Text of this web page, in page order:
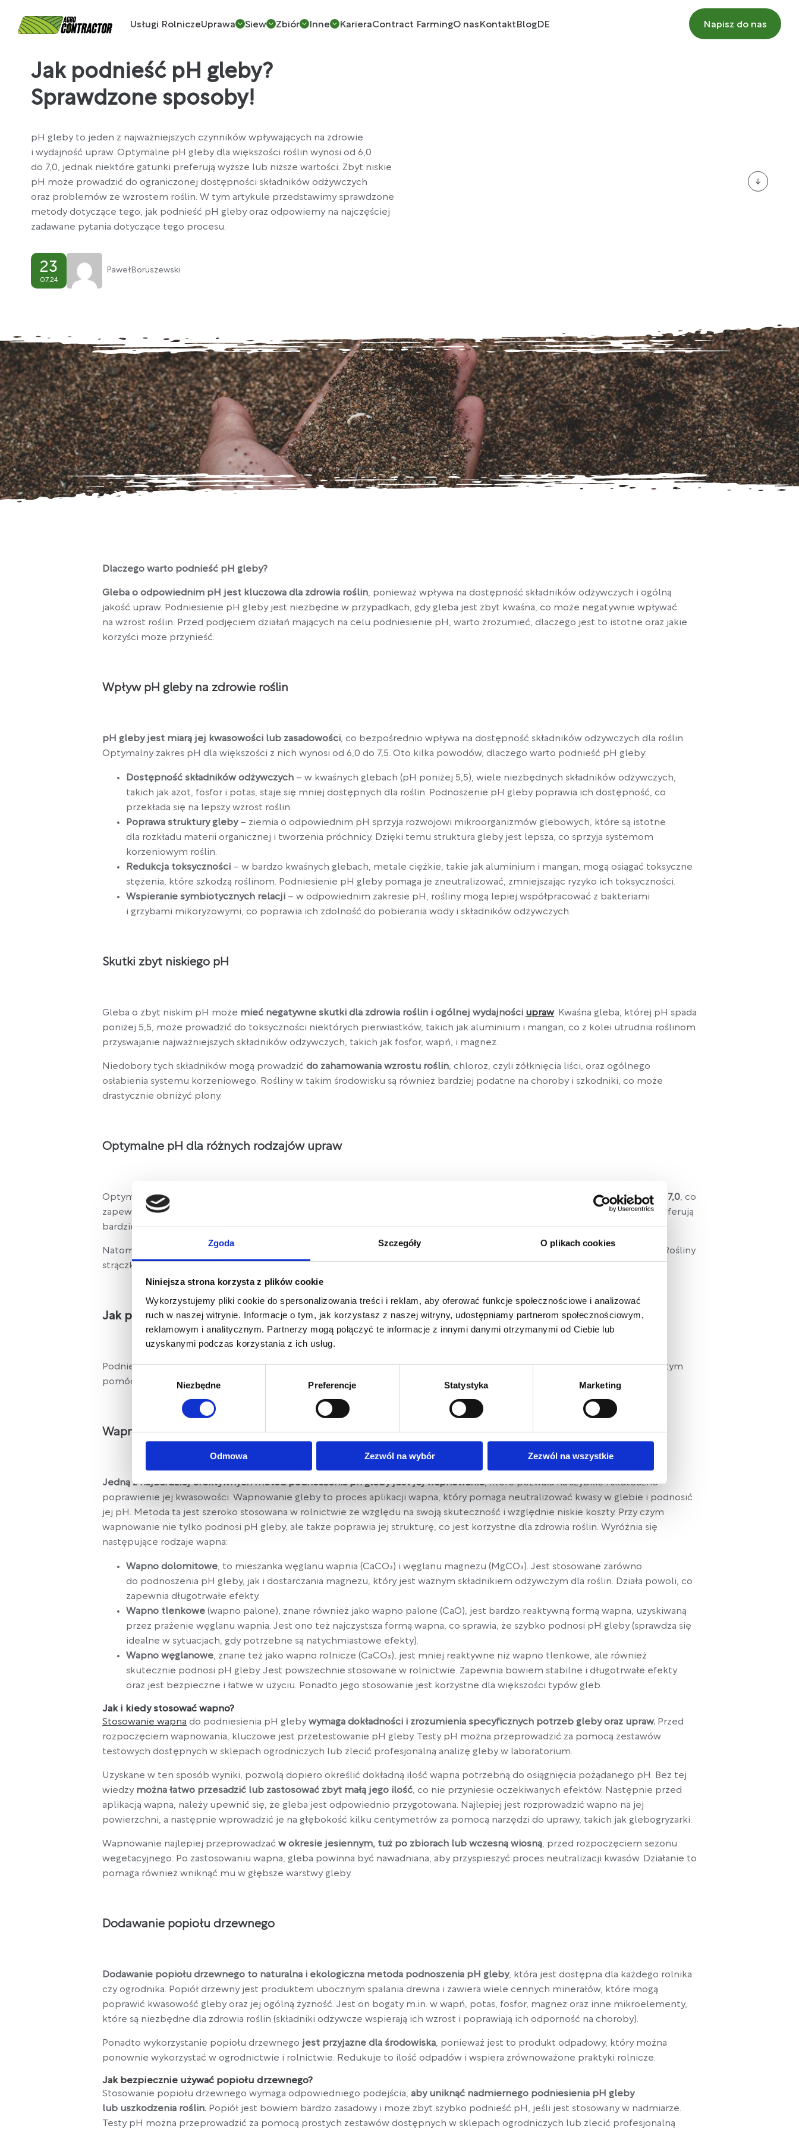
Zgoda Szczegóły O plikach cookies
Niniejsza strona korzysta z plików cookie
Wykorzystujemy pliki cookie do spersonalizowania treści i reklam, aby oferować funkcje społecznościowe i analizować
ruch w naszej witrynie. Informacje o tym, jak korzystasz z naszej witryny, udostępniamy partnerom społecznościowym,
reklamowym i analitycznym. Partnerzy mogą połączyć te informacje z innymi danymi otrzymanymi od Ciebie lub
uzyskanymi podczas korzystania z ich usług.
Wybór
zgody
Niezbędne Preferencje Statystyka Marketing
Odmowa Zezwól na wybór Zezwól na wszystkie
Usługi RolniczeUprawa Siew Zbiór Inne KarieraContract FarmingO nas Kontakt BlogDE Napisz do nas
Jak podnieść pH gleby?
Sprawdzone sposoby!
pH gleby to jeden z najważniejszych czynników wpływających na zdrowie
i wydajność upraw. Optymalne pH gleby dla większości roślin wynosi od 6,0
do 7,0, jednak niektóre gatunki preferują wyższe lub niższe wartości. Zbyt niskie
pH może prowadzić do ograniczonej dostępności składników odżywczych
oraz problemów ze wzrostem roślin. W tym artykule przedstawimy sprawdzone
metody dotyczące tego, jak podnieść pH gleby oraz odpowiemy na najczęściej
zadawane pytania dotyczące tego procesu.
23
07.24
PawełBoruszewski
Dlaczego warto podnieść pH gleby?
Gleba o odpowiednim pH jest kluczowa dla zdrowia roślin, ponieważ wpływa na dostępność składników odżywczych i ogólną
jakość upraw. Podniesienie pH gleby jest niezbędne w przypadkach, gdy gleba jest zbyt kwaśna, co może negatywnie wpływać
na wzrost roślin. Przed podjęciem działań mających na celu podniesienie pH, warto zrozumieć, dlaczego jest to istotne oraz jakie
korzyści może przynieść.
Wpływ pH gleby na zdrowie roślin
pH gleby jest miarą jej kwasowości lub zasadowości, co bezpośrednio wpływa na dostępność składników odżywczych dla roślin.
Optymalny zakres pH dla większości z nich wynosi od 6,0 do 7,5. Oto kilka powodów, dlaczego warto podnieść pH gleby:
Dostępność składników odżywczych – w kwaśnych glebach (pH poniżej 5,5), wiele niezbędnych składników odżywczych,
takich jak azot, fosfor i potas, staje się mniej dostępnych dla roślin. Podnoszenie pH gleby poprawia ich dostępność, co
przekłada się na lepszy wzrost roślin.
Poprawa struktury gleby– ziemia o odpowiednim pH sprzyja rozwojowi mikroorganizmów glebowych, które są istotne
dla rozkładu materii organicznej i tworzenia próchnicy. Dzięki temu struktura gleby jest lepsza, co sprzyja systemom
korzeniowym roślin.
Redukcja toksyczności – w bardzo kwaśnych glebach, metale ciężkie, takie jak aluminium i mangan, mogą osiągać toksyczne
stężenia, które szkodzą roślinom. Podniesienie pH gleby pomaga je zneutralizować, zmniejszając ryzyko ich toksyczności.
Wspieranie symbiotycznych relacji – w odpowiednim zakresie pH, rośliny mogą lepiej współpracować z bakteriami
i grzybami mikoryzowymi, co poprawia ich zdolność do pobierania wody i składników odżywczych.
Skutki zbyt niskiego pH
Gleba o zbyt niskim pH może mieć negatywne skutki dla zdrowia roślin i ogólnej wydajności upraw. Kwaśna gleba, której pH spada
poniżej 5,5, może prowadzić do toksyczności niektórych pierwiastków, takich jak aluminium i mangan, co z kolei utrudnia roślinom
przyswajanie najważniejszych składników odżywczych, takich jak fosfor, wapń, i magnez.
Niedobory tych składników mogą prowadzić do zahamowania wzrostu roślin, chloroz, czyli żółknięcia liści, oraz ogólnego
osłabienia systemu korzeniowego. Rośliny w takim środowisku są również bardziej podatne na choroby i szkodniki, co może
drastycznie obniżyć plony.
Optymalne pH dla różnych rodzajów upraw
Optymalne pH gleby różni się w zależności od rodzaju upraw. Większość warzyw najlepiej rośnie w glebie o pH między 6,0 a 7,0, co
zapewnia dostępność większości składników odżywczych. Rośliny kwasolubne, takie jak borówki, rododendrony i wrzosy, preferują
bardziej kwaśne warunki, z pH w zakresie 4,5-5,5.
Natomiast zboża, takie jak pszenica i jęczmień, rosną najlepiej w glebie o pH 6,0-7,5, a kukurydza i soja preferują pH 5,8-7,0.
Rośliny
strączkowe, takie jak fasola i groch, wymagają z kolei nieco wyższego pH, optymalnie w zakresie 6,0-7,5.
Jak podnieść pH gleby – metody
Podniesienie pH gleby jest istotnym krokiem w zarządzaniu zdrowiem i produktywnością roślin. Oto metody, które mogą w tym
pomóc:
Wapnowanie gleby
Jedną z najbardziej efektywnych metod podnoszenia ph gleby jest jej wapnowanie, które pozwala na szybkie i skuteczne
poprawienie jej kwasowości. Wapnowanie gleby to proces aplikacji wapna, który pomaga neutralizować kwasy w glebie i podnosić
jej pH. Metoda ta jest szeroko stosowana w rolnictwie ze względu na swoją skuteczność i względnie niskie koszty. Przy czym
wapnowanie nie tylko podnosi pH gleby, ale także poprawia jej strukturę, co jest korzystne dla zdrowia roślin. Wyróżnia się
następujące rodzaje wapna:
Wapno dolomitowe, to mieszanka węglanu wapnia (CaCO₃) i węglanu magnezu (MgCO₃). Jest stosowane zarówno
do podnoszenia pH gleby, jak i dostarczania magnezu, który jest ważnym składnikiem odżywczym dla roślin. Działa powoli, co
zapewnia długotrwałe efekty.
Wapno tlenkowe (wapno palone), znane również jako wapno palone (CaO), jest bardzo reaktywną formą wapna, uzyskiwaną
przez prażenie węglanu wapnia. Jest ono też najczystsza formą wapna, co sprawia, że szybko podnosi pH gleby (sprawdza się
idealne w sytuacjach, gdy potrzebne są natychmiastowe efekty).
Wapno węglanowe, znane też jako wapno rolnicze (CaCO₃), jest mniej reaktywne niż wapno tlenkowe, ale również
skutecznie podnosi pH gleby. Jest powszechnie stosowane w rolnictwie. Zapewnia bowiem stabilne i długotrwałe efekty
oraz jest bezpieczne i łatwe w użyciu. Ponadto jego stosowanie jest korzystne dla większości typów gleb.
Jak i kiedy stosować wapno?
Stosowanie wapna do podniesienia pH glebywymaga dokładności i zrozumienia specyficznych potrzeb gleby oraz upraw. Przed
rozpoczęciem wapnowania, kluczowe jest przetestowanie pH gleby. Testy pH można przeprowadzić za pomocą zestawów
testowych dostępnych w sklepach ogrodniczych lub zlecić profesjonalną analizę gleby w laboratorium.
Uzyskane w ten sposób wyniki, pozwolą dopiero określić dokładną ilość wapna potrzebną do osiągnięcia pożądanego pH. Bez tej
wiedzy można łatwo przesadzić lub zastosować zbyt małą jego ilość, co nie przyniesie oczekiwanych efektów. Następnie przed
aplikacją wapna, należy upewnić się, że gleba jest odpowiednio przygotowana. Najlepiej jest rozprowadzić wapno na jej
powierzchni, a następnie wprowadzić je na głębokość kilku centymetrów za pomocą narzędzi do uprawy, takich jak glebogryzarki.
Wapnowanie najlepiej przeprowadzać w okresie jesiennym, tuż po zbiorach lub wczesną wiosną, przed rozpoczęciem sezonu
wegetacyjnego. Po zastosowaniu wapna, gleba powinna być nawadniana, aby przyspieszyć proces neutralizacji kwasów. Działanie to
pomaga również wniknąć mu w głębsze warstwy gleby.
Dodawanie popiołu drzewnego
Dodawanie popiołu drzewnego to naturalna i ekologiczna metoda podnoszenia pH gleby, która jest dostępna dla każdego rolnika
czy ogrodnika. Popiół drzewny jest produktem ubocznym spalania drewna i zawiera wiele cennych minerałów, które mogą
poprawić kwasowość gleby oraz jej ogólną żyzność. Jest on bogaty m.in. w wapń, potas, fosfor, magnez oraz inne mikroelementy,
które są niezbędne dla zdrowia roślin (składniki odżywcze wspierają ich wzrost i poprawiają ich odporność na choroby).
Ponadto wykorzystanie popiołu drzewnego jest przyjazne dla środowiska, ponieważ jest to produkt odpadowy, który można
ponownie wykorzystać w ogrodnictwie i rolnictwie. Redukuje to ilość odpadów i wspiera zrównoważone praktyki rolnicze.
Jak bezpiecznie używać popiołu drzewnego?
Stosowanie popiołu drzewnego wymaga odpowiedniego podejścia, aby uniknąć nadmiernego podniesienia pH gleby
lub uszkodzenia roślin. Popiół jest bowiem bardzo zasadowy i może zbyt szybko podnieść pH, jeśli jest stosowany w nadmiarze.
Testy pH można przeprowadzić za pomocą prostych zestawów dostępnych w sklepach ogrodniczych lub zlecić profesjonalną